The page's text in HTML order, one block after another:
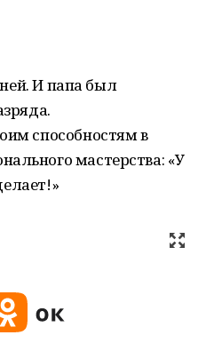
И папа был
способностям в
мастерства: «У